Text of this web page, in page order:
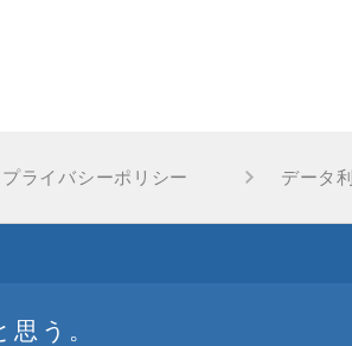
プライバシーポリシー データ
う。